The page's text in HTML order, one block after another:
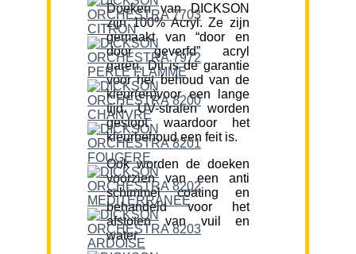
Doeken van DICKSON
zijn 100% Acryl. Ze zijn
gemaakt van “door en
door geverfd” acryl
garen. Dit is de garantie
voor het behoud van de
kleur(en)voor een lange
tijd. UV-stralen worden
gestopt waardoor het
kleurbehoud een feit is.
Ook worden de doeken
voorzien van een anti
schimmel coating en
behandeld voor het
afstoten van vuil en
water.